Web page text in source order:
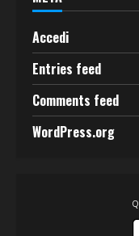
Accedi
Entries feed
Comments feed
WordPress.org